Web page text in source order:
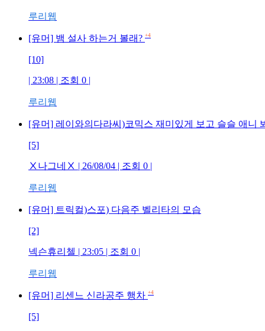
루리웹
[유머] 뱀 설사 하는거 볼래? +4
[10]
| 23:08 | 조회 0 |
루리웹
[유머] 레이와의다라씨)코믹스 재미있게 보고 슬슬 애니
[5]
Ⅹ나그네Ⅹ | 26/08/04 | 조회 0 |
루리웹
[유머] 트릭컬)스포) 다음주 벨리타의 모습
[2]
넥슨휴리첼 | 23:05 | 조회 0 |
루리웹
[유머] 리센느 신라공주 행차 +4
[5]